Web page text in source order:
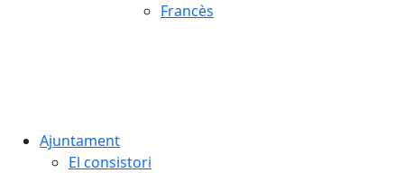
Francès
Ajuntament
El consistori